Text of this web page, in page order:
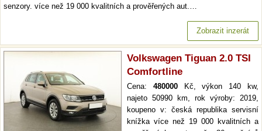
senzory. více než 19 000 kvalitních a prověřených aut.…
Zobrazit inzerát
Volkswagen Tiguan 2.0 TSI
Comfortline
Cena: 480000Kč, výkon 140 kw,
najeto 50990 km, rok výroby: 2019,
koupeno v: česká republika servisní
knížka více než 19 000 kvalitních a